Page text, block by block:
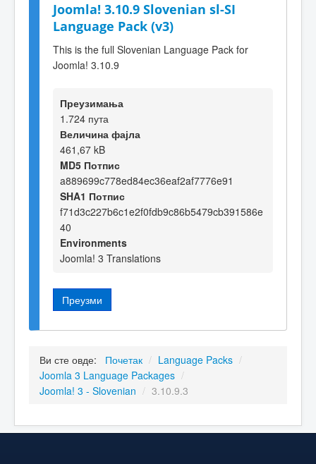
Joomla! 3.10.9 Slovenian sl-SI
Language Pack (v3)
This is the full Slovenian Language Pack for
Joomla! 3.10.9
Преузимања
1.724 пута
Величина фајла
461,67 kB
MD5 Потпис
a889699c778ed84ec36eaf2af7776e91
SHA1 Потпис
f71d3c227b6c1e2f0fdb9c86b5479cb391586e
40
Environments
Joomla! 3 Translations
Преузми
Ви сте овде: Почетак / Language Packs /
Joomla 3 Language Packages /
Joomla! 3 - Slovenian / 3.10.9.3